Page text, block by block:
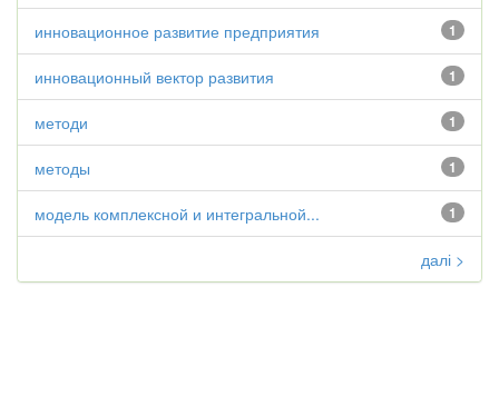
1
инновационное развитие предприятия
1
инновационный вектор развития
1
методи
1
методы
1
модель комплексной и интегральной...
далі >